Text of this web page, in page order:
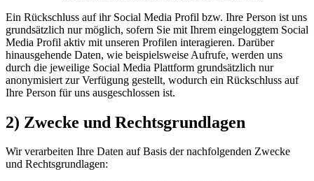
Ein Rückschluss auf ihr Social Media Profil bzw. Ihre Person ist uns
grundsätzlich nur möglich, sofern Sie mit Ihrem eingeloggtem Social
Media Profil aktiv mit unseren Profilen interagieren. Darüber
hinausgehende Daten, wie beispielsweise Aufrufe, werden uns
durch die jeweilige Social Media Plattform grundsätzlich nur
anonymisiert zur Verfügung gestellt, wodurch ein Rückschluss auf
Ihre Person für uns ausgeschlossen ist.
2) Zwecke und Rechtsgrundlagen
Wir verarbeiten Ihre Daten auf Basis der nachfolgenden Zwecke
und Rechtsgrundlagen: